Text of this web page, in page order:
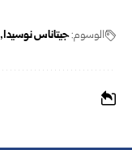
الوسوم:جيتاناس نوسيدا